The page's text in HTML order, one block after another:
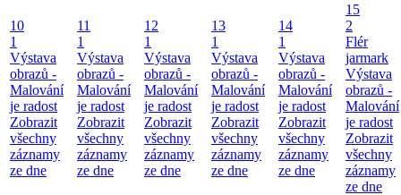
10
1
Výstava
obrazů -
Malování
je radost
Zobrazit
všechny
záznamy
ze dne
11
1
Výstava
obrazů -
Malování
je radost
Zobrazit
všechny
záznamy
ze dne
12
1
Výstava
obrazů -
Malování
je radost
Zobrazit
všechny
záznamy
ze dne
13
1
Výstava
obrazů -
Malování
je radost
Zobrazit
všechny
záznamy
ze dne
14
1
Výstava
obrazů -
Malování
je radost
Zobrazit
všechny
záznamy
ze dne
15
2
Flér
jarmark
Výstava
obrazů -
Malování
je radost
Zobrazit
všechny
záznamy
ze dne